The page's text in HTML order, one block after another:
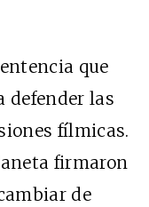
que
defender las
fílmicas.
firmaron
de